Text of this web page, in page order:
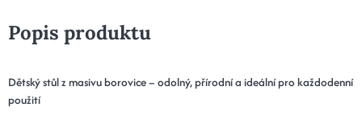
Popis produktu
Dětský stůl z masivu borovice – odolný, přírodní a ideální pro každodenní
použití